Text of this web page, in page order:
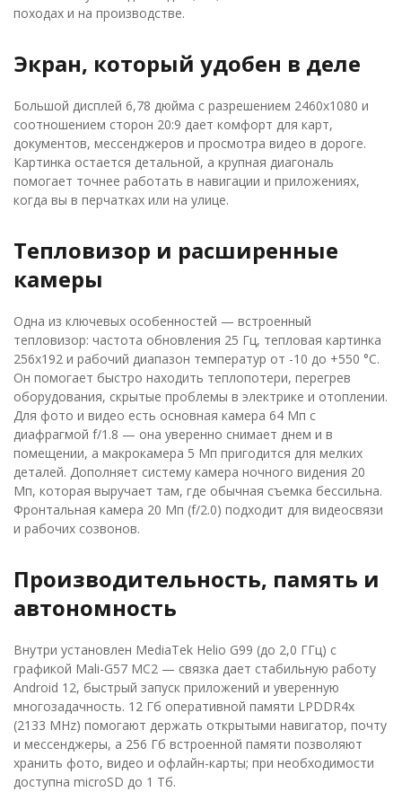
походах и на производстве.
Экран, который удобен в деле
Большой дисплей 6,78 дюйма с разрешением 2460x1080 и
соотношением сторон 20:9 дает комфорт для карт,
документов, мессенджеров и просмотра видео в дороге.
Картинка остается детальной, а крупная диагональ
помогает точнее работать в навигации и приложениях,
когда вы в перчатках или на улице.
Тепловизор и расширенные
камеры
Одна из ключевых особенностей — встроенный
тепловизор: частота обновления 25 Гц, тепловая картинка
256x192 и рабочий диапазон температур от -10 до +550 °C.
Он помогает быстро находить теплопотери, перегрев
оборудования, скрытые проблемы в электрике и отоплении.
Для фото и видео есть основная камера 64 Мп с
диафрагмой f/1.8 — она уверенно снимает днем и в
помещении, а макрокамера 5 Мп пригодится для мелких
деталей. Дополняет систему камера ночного видения 20
Мп, которая выручает там, где обычная съемка бессильна.
Фронтальная камера 20 Мп (f/2.0) подходит для видеосвязи
и рабочих созвонов.
Производительность, память и
автономность
Внутри установлен MediaTek Helio G99 (до 2,0 ГГц) с
графикой Mali-G57 MC2 — связка дает стабильную работу
Android 12, быстрый запуск приложений и уверенную
многозадачность. 12 Гб оперативной памяти LPDDR4x
(2133 MHz) помогают держать открытыми навигатор, почту
и мессенджеры, а 256 Гб встроенной памяти позволяют
хранить фото, видео и офлайн-карты; при необходимости
доступна microSD до 1 Тб.